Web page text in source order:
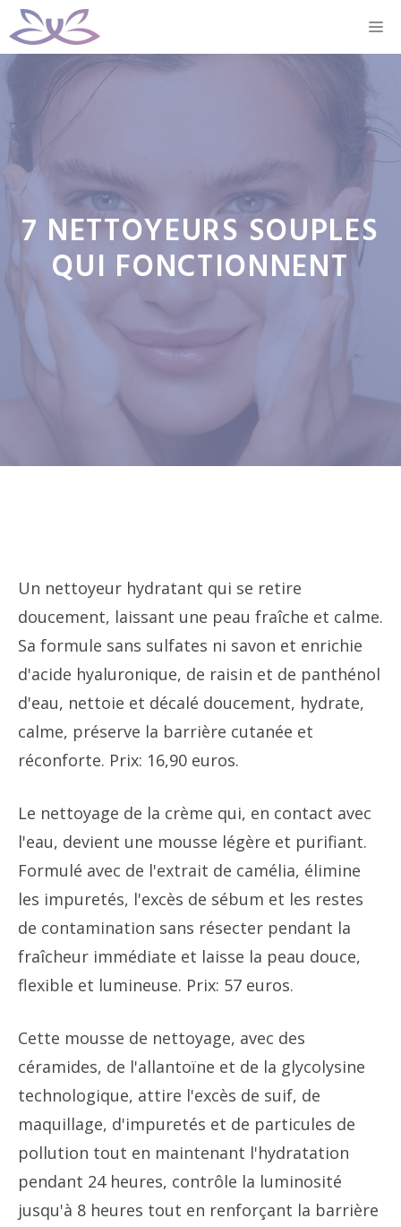
Aller
au
contenu
7 NETTOYEURS SOUPLES
QUI FONCTIONNENT
Un nettoyeur hydratant qui se retire
doucement, laissant une peau fraîche et calme.
Sa formule sans sulfates ni savon et enrichie
d'acide hyaluronique, de raisin et de panthénol
d'eau, nettoie et décalé doucement, hydrate,
calme, préserve la barrière cutanée et
réconforte. Prix: 16,90 euros.
Le nettoyage de la crème qui, en contact avec
l'eau, devient une mousse légère et purifiant.
Formulé avec de l'extrait de camélia, élimine
les impuretés, l'excès de sébum et les restes
de contamination sans résecter pendant la
fraîcheur immédiate et laisse la peau douce,
flexible et lumineuse. Prix: 57 euros.
Cette mousse de nettoyage, avec des
céramides, de l'allantoïne et de la glycolysine
technologique, attire l'excès de suif, de
maquillage, d'impuretés et de particules de
pollution tout en maintenant l'hydratation
pendant 24 heures, contrôle la luminosité
jusqu'à 8 heures tout en renforçant la barrière